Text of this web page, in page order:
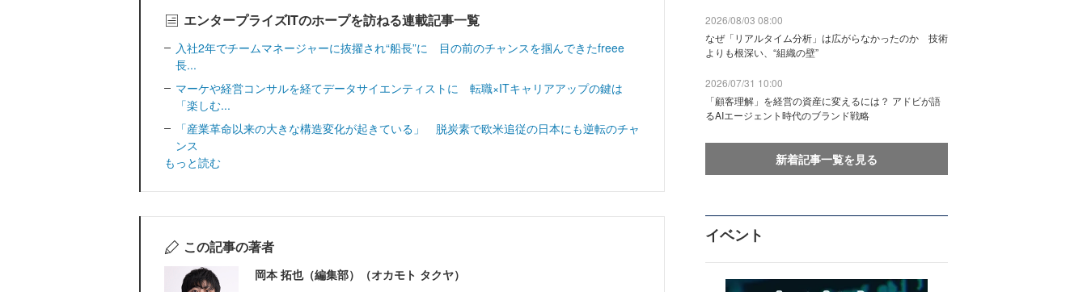
エンタープライズITのホープを訪ねる連載記事一覧
入社2年でチームマネージャーに抜擢され“船長”に 目の前のチャンスを掴んできたfreee
長...
マーケや経営コンサルを経てデータサイエンティストに 転職×ITキャリアアップの鍵は
「楽しむ...
「産業革命以来の大きな構造変化が起きている」 脱炭素で欧米追従の日本にも逆転のチャ
ンス
もっと読む
この記事の著者
岡本 拓也（編集部）（オカモト タクヤ）
2026/08/03 08:00
なぜ「リアルタイム分析」は広がらなかったのか 技術
よりも根深い、“組織の壁”
2026/07/31 10:00
「顧客理解」を経営の資産に変えるには？ アドビが語
るAIエージェント時代のブランド戦略
新着記事一覧を見る
イベント